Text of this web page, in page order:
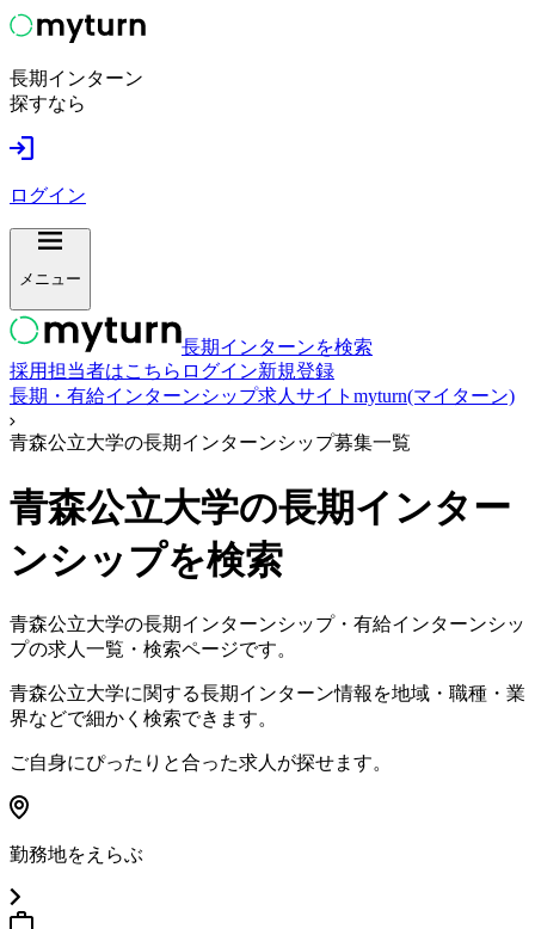
長期インターン
探すなら
ログイン
メニュー
長期インターンを検索
採用担当者はこちら ログイン新規登録
長期・有給インターンシップ求人サイトmyturn(マイターン)
青森公立大学の長期インターンシップ募集一覧
青森公立大学の長期インター
ンシップを検索
青森公立大学の長期インターンシップ・有給インターンシッ
プの求人一覧・検索ページです。
青森公立大学に関する長期インターン情報を地域・職種・業
界などで細かく検索できます。
ご自身にぴったりと合った求人が探せます。
勤務地をえらぶ